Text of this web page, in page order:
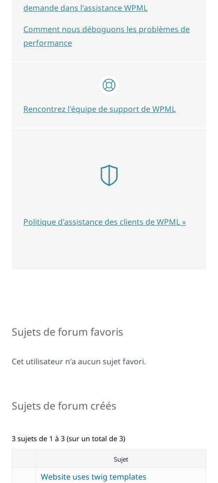
Sujets de forum favoris
Cet utilisateur n'a aucun sujet favori.
Sujets de forum créés
3 sujets de 1 à 3 (sur un total de 3)
Sujet
Website uses twig templates
demande dans l'assistance WPML
Comment nous déboguons les problèmes de
performance
Rencontrez l'équipe de support de WPML
Politique d'assistance des clients de WPML »